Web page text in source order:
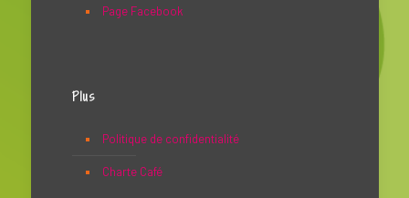
Page Facebook
Plus
Politique de confidentialité
Charte Café